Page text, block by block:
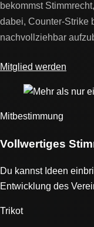
bekommst
dabei, Counter-Strike
nachvollziehbar
Mitglied werden
Mitbestimmung
Vollwertiges
Du kannst Ideen
Entwicklung des
Trikot